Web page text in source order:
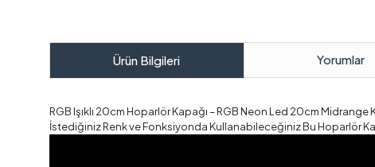
Ürün Bilgileri Yorumlar
RGB Işıklı 20cm Hoparlör Kapağı – RGB Neon Led 20cm Midrange
İstediğiniz Renk ve Fonksiyonda Kullanabileceğiniz Bu Hoparlör